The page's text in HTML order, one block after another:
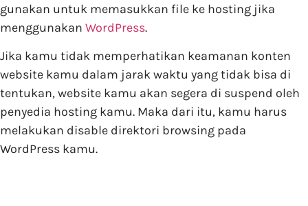
gunakan untuk memasukkan file ke hosting jika
menggunakan WordPress.
Jika kamu tidak memperhatikan keamanan konten
website kamu dalam jarak waktu yang tidak bisa di
tentukan, website kamu akan segera di suspend oleh
penyedia hosting kamu. Maka dari itu, kamu harus
melakukan disable direktori browsing pada
WordPress kamu.